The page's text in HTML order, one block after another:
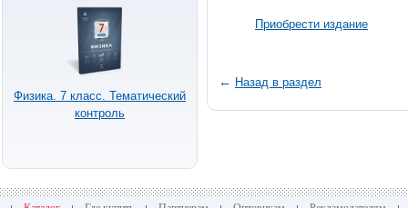
Физика. 7 класс. Тематический
контроль
Приобрести издание
← Назад в раздел